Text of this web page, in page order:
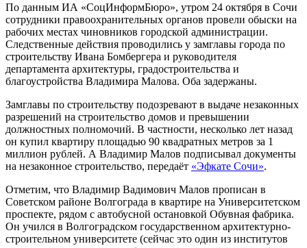
По данным ИА «СоцИнформБюро», утром 24 октября в Сочи
сотрудники правоохранительных органов провели обыски на
рабочих местах чиновников городской администрации.
Следственные действия проводились у замглавы города по
строительству Ивана Бомбергера и руководителя
департамента архитектуры, градостроительства и
благоустройства Владимира Малова. Оба задержаны.
Замглавы по строительству подозревают в выдаче незаконных
разрешений на строительство домов и превышении
должностных полномочий. В частности, несколько лет назад
он купил квартиру площадью 90 квадратных метров за 1
миллион рублей. А Владимир Малов подписывал документы
на незаконное строительство, передаёт «Эфкате Сочи».
Отметим, что Владимир Вадимович Малов прописан в
Советском районе Волгограда в квартире на Университетском
проспекте, рядом с автобусной остановкой Обувная фабрика.
Он учился в Волгоградском государственном архитектурно-
строительном университете (сейчас это один из институтов